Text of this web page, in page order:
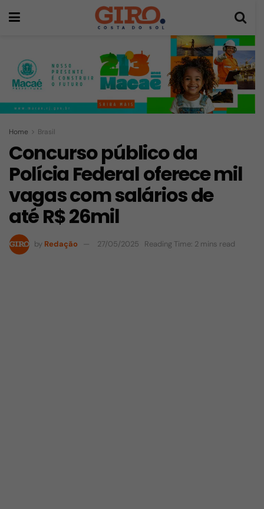
Home Brasil
Concurso público da
Polícia Federal oferece mil
vagas com salários de
até R$ 26mil
by Redação 27/05/2025 Reading Time: 2 mins read